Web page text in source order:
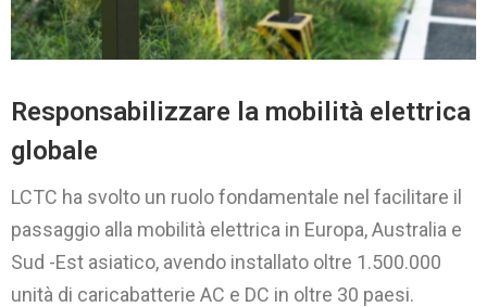
Responsabilizzare la mobilità elettrica
globale
LCTC ha svolto un ruolo fondamentale nel facilitare il
passaggio alla mobilità elettrica in Europa, Australia e
Sud -Est asiatico, avendo installato oltre 1.500.000
unità di caricabatterie AC e DC in oltre 30 paesi.